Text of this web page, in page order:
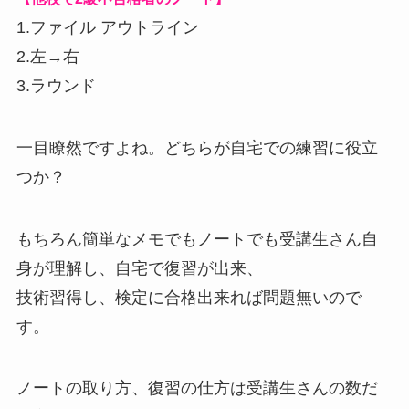
1.ファイル アウトライン
2.左→右
3.ラウンド
一目瞭然ですよね。どちらが自宅での練習に役立
つか？
もちろん簡単なメモでもノートでも受講生さん自
身が理解し、自宅で復習が出来、
技術習得し、検定に合格出来れば問題無いので
す。
ノートの取り方、復習の仕方は受講生さんの数だ